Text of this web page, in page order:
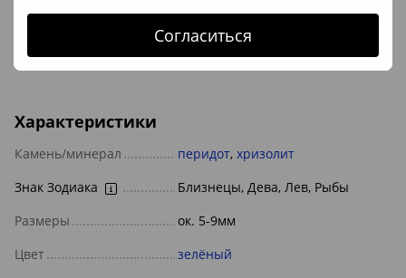
Согласиться
Характеристики
Камень/минерал перидот, хризолит
Знак Зодиака
Близнецы, Дева, Лев, Рыбы
Размеры
ок. 5-9мм
Цвет
зелёный